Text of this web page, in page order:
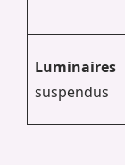
Luminaires
suspendus